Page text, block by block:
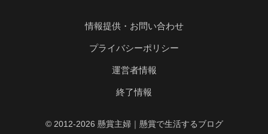
情報提供・お問い合わせ
プライバシーポリシー
運営者情報
終了情報
© 2012-2026 懸賞主婦｜懸賞で生活するブログ